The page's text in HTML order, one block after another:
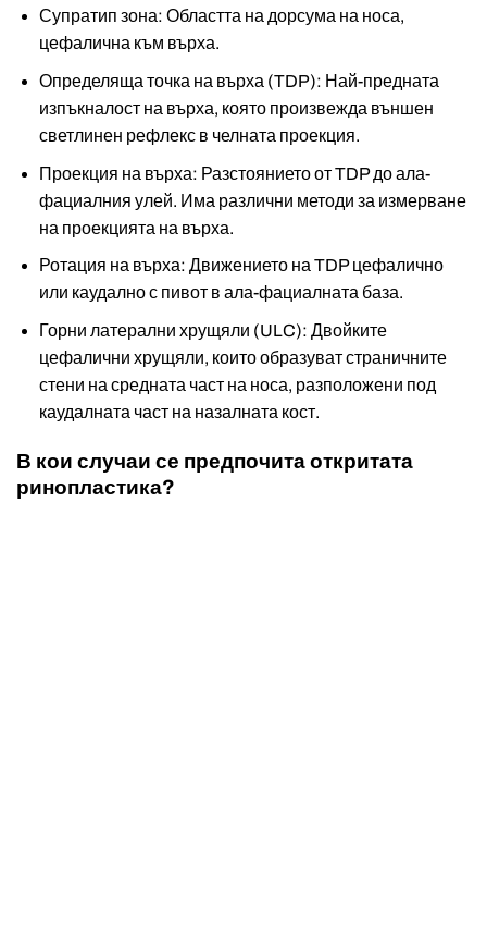
Супратип зона: Областта на дорсума на носа,
цефалична към върха.
Определяща точка на върха (TDP): Най-предната
изпъкналост на върха, която произвежда външен
светлинен рефлекс в челната проекция.
Проекция на върха: Разстоянието от TDP до ала-
фациалния улей. Има различни методи за измерване
на проекцията на върха.
Ротация на върха: Движението на TDP цефалично
или каудално с пивот в ала-фациалната база.
Горни латерални хрущяли (ULC): Двойките
цефалични хрущяли, които образуват страничните
стени на средната част на носа, разположени под
каудалната част на назалната кост.
В кои случаи се предпочита откритата
ринопластика?